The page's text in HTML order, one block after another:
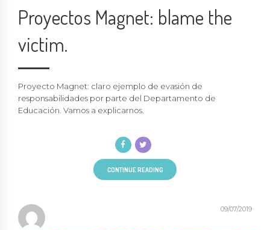
Proyectos Magnet: blame the
victim.
Proyecto Magnet: claro ejemplo de evasión de
responsabilidades por parte del Departamento de
Educación. Vamos a explicarnos.
CONTINUE READING
09/07/2019